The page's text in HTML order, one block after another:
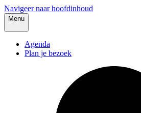
Navigeer naar hoofdinhoud
Menu
Agenda
Plan je bezoek